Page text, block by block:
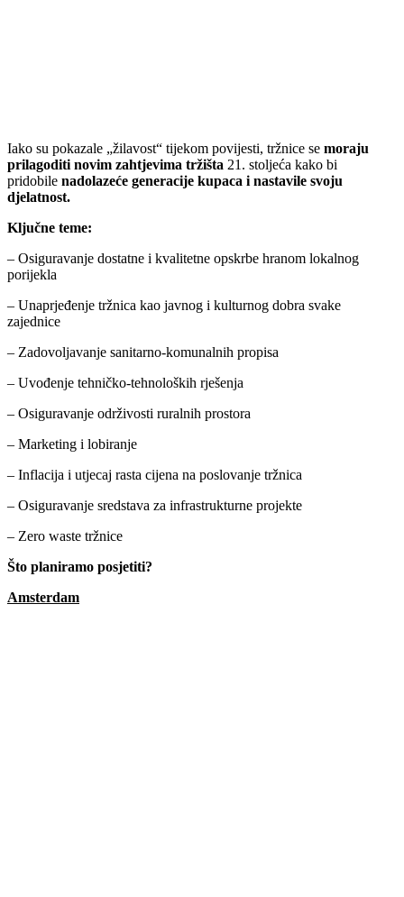
Iako su pokazale „žilavost“ tijekom povijesti, tržnice se moraju
prilagoditi novim zahtjevima tržišta 21. stoljeća kako bi
pridobile nadolazeće generacije kupaca i nastavile svoju
djelatnost.
Ključne teme:
– Osiguravanje dostatne i kvalitetne opskrbe hranom lokalnog
porijekla
– Unaprjeđenje tržnica kao javnog i kulturnog dobra svake
zajednice
– Zadovoljavanje sanitarno-komunalnih propisa
– Uvođenje tehničko-tehnoloških rješenja
– Osiguravanje održivosti ruralnih prostora
– Marketing i lobiranje
– Inflacija i utjecaj rasta cijena na poslovanje tržnica
– Osiguravanje sredstava za infrastrukturne projekte
– Zero waste tržnice
Što planiramo posjetiti?
Amsterdam